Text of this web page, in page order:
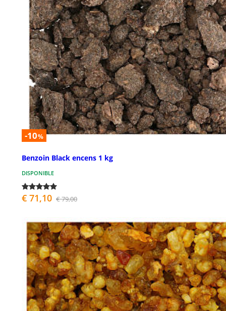
-10%
Benzoin Black encens 1 kg
DISPONIBLE
€ 71,10 € 79,00